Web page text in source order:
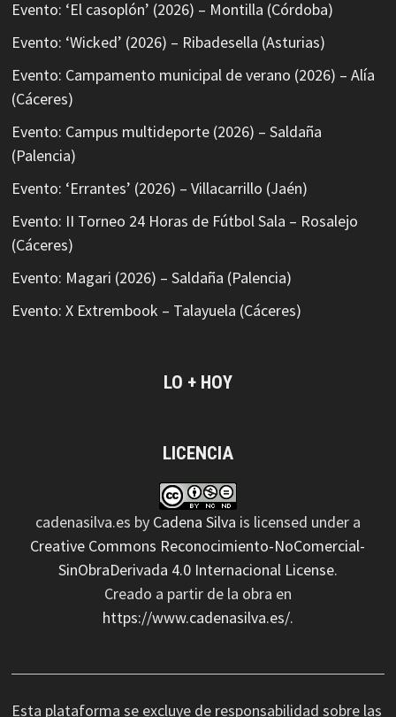
Evento: ‘El casoplón’ (2026) – Montilla (Córdoba)
Evento: ‘Wicked’ (2026) – Ribadesella (Asturias)
Evento: Campamento municipal de verano (2026) – Alía
(Cáceres)
Evento: Campus multideporte (2026) – Saldaña
(Palencia)
Evento: ‘Errantes’ (2026) – Villacarrillo (Jaén)
Evento: II Torneo 24 Horas de Fútbol Sala – Rosalejo
(Cáceres)
Evento: Magari (2026) – Saldaña (Palencia)
Evento: X Extrembook – Talayuela (Cáceres)
LO + HOY
LICENCIA
cadenasilva.es by Cadena Silva is licensed under a
Creative Commons Reconocimiento-NoComercial-
SinObraDerivada 4.0 Internacional License.
Creado a partir de la obra en
https://www.cadenasilva.es/.
Esta plataforma se excluye de responsabilidad sobre las